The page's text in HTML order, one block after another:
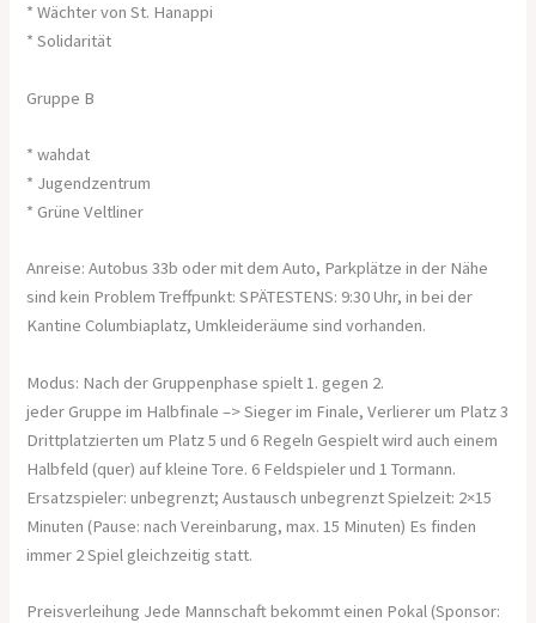
* Wächter von St. Hanappi
* Solidarität
Gruppe B
* wahdat
* Jugendzentrum
* Grüne Veltliner
Anreise: Autobus 33b oder mit dem Auto, Parkplätze in der Nähe
sind kein Problem Treffpunkt: SPÄTESTENS: 9:30 Uhr, in bei der
Kantine Columbiaplatz, Umkleideräume sind vorhanden.
Modus: Nach der Gruppenphase spielt 1. gegen 2.
jeder Gruppe im Halbfinale –> Sieger im Finale, Verlierer um Platz 3
Drittplatzierten um Platz 5 und 6 Regeln Gespielt wird auch einem
Halbfeld (quer) auf kleine Tore. 6 Feldspieler und 1 Tormann.
Ersatzspieler: unbegrenzt; Austausch unbegrenzt Spielzeit: 2×15
Minuten (Pause: nach Vereinbarung, max. 15 Minuten) Es finden
immer 2 Spiel gleichzeitig statt.
Preisverleihung Jede Mannschaft bekommt einen Pokal (Sponsor: